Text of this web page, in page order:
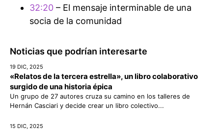
32:20 – El mensaje interminable de una
socia de la comunidad
Noticias que podrían interesarte
19 DIC, 2025
«Relatos de la tercera estrella», un libro colaborativo
surgido de una historia épica
Un grupo de 27 autores cruza su camino en los talleres de
Hernán Casciari y decide crear un libro colectivo...
15 DIC, 2025